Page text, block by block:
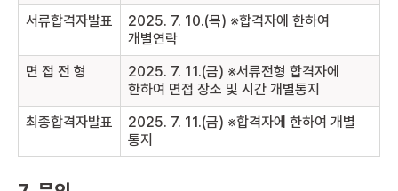
서류합격자발표
2025. 7. 10.(목) ※합격자에 한하여
개별연락
면 접 전 형
2025. 7. 11.(금) ※서류전형 합격자에
한하여 면접 장소 및 시간 개별통지
최종합격자발표
2025. 7. 11.(금) ※합격자에 한하여 개별
통지